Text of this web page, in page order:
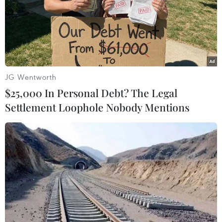
quả các mục tiêu quy hoạch, bảo đảm tính thống
nhất, đồng bộ với việc thực hiện Chiến lược
phát triển kinh tế-xã hội 10 năm 2021-2030, các
kế hoạch phát triển kinh tế-xã hội của từng bộ,
ngành và địa phương, đồng thời chịu trách
nhiệm việc quản lý, thanh quyết toán nguồn
vốn tuân thủ theo đúng quy định của pháp luật
về đầu tư công, pháp luật về ngân sách nhà
nước; chịu trách nhiệm trong việc lựa chọn nhà
thầu, quản lý hợp đồng đảm bảo chặt chẽ, hiệu
quả và tuân thủ theo đúng quy định của pháp
luật về đấu thầu; thường xuyên tổ chức đào tạo,
bồi dưỡng về chuyên môn, nghiệp vụ nâng cao
năng lực của cán bộ trong công tác lập, thẩm
định, thực hiện và quản lý quy hoạch.
JG Wentworth
$25,000 In Personal Debt? The Legal
Settlement Loophole Nobody Mentions